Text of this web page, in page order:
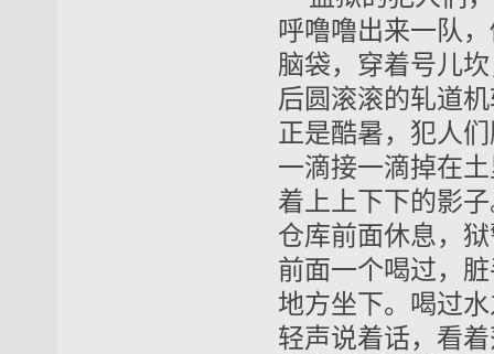
呼噜噜出来一队
脑袋，穿着号儿
后圆滚滚的轧道
正是酷暑，犯人
一滴接一滴掉在
着上上下下的影
仓库前面休息，
前面一个喝过，
地方坐下。喝过
轻声说着话，看